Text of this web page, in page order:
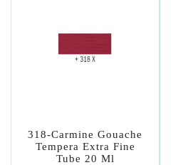
318-Carmine Gouache
Tempera Extra Fine
Tube 20 Ml